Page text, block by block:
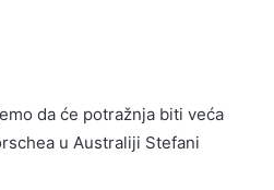
da će potražnja biti veća
u Australiji Stefani